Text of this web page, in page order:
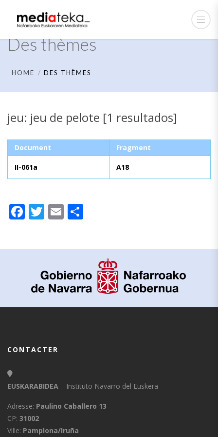
Des thèmes
HOME DES THÈMES
jeu: jeu de pelote [1 resultados]
Document Fragment
II-061a A18
Facebook
Twitter
Email
CONTACTER
EUSKARABIDEA – Instituto Navarro del Euskera
Adresse: Paulino Caballero 13
CP: 31002
Ville: Pamplona/Iruña